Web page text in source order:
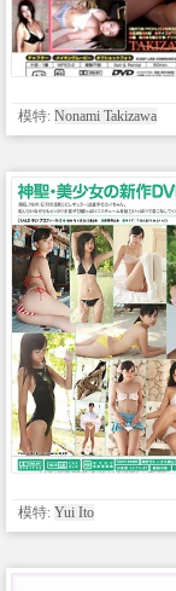
模特: Nonami Takizawa
模特: Yui Ito